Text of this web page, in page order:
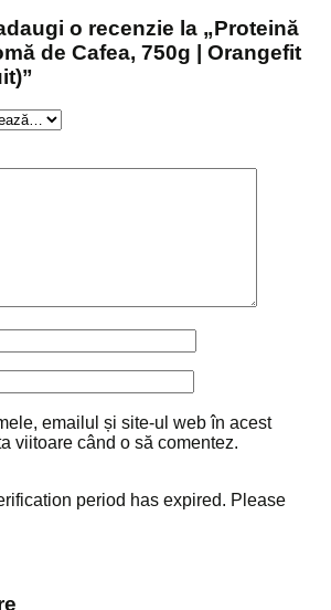
o recenzie la „Proteină
de Cafea, 750g | Orangefit
emailul și site-ul web în acest
viitoare când o să comentez.
period has expired. Please